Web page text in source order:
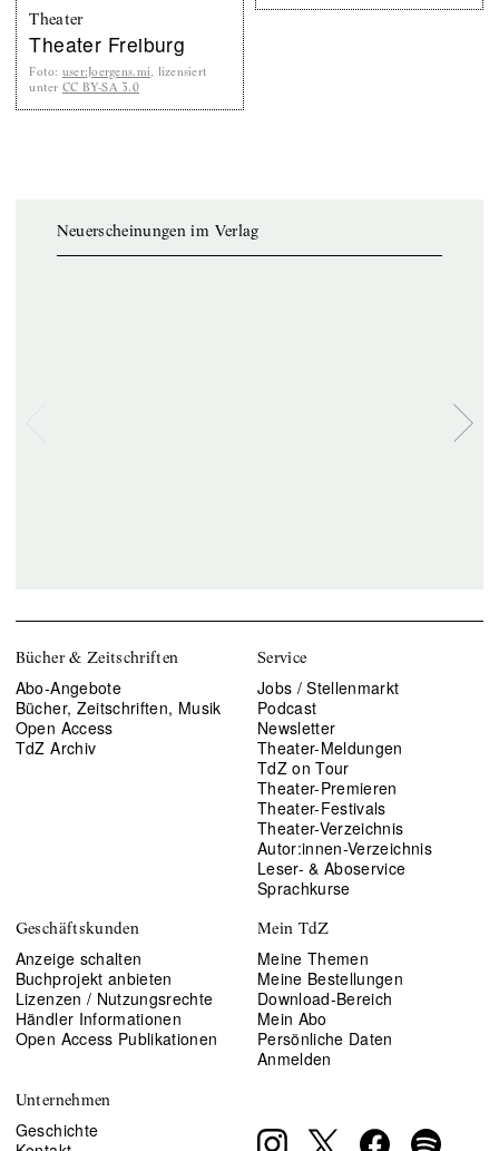
Theater
Theater Freiburg
Foto: user:Joergens.mi, lizensiert
unter CC BY-SA 3.0
Neuerscheinungen im Verlag
Bücher & Zeitschriften
Abo-Angebote
Bücher, Zeitschriften, Musik
Open Access
TdZ Archiv
Service
Jobs / Stellenmarkt
Podcast
Newsletter
Theater-Meldungen
TdZ on Tour
Theater-Premieren
Theater-Festivals
Theater-Verzeichnis
Autor:innen-Verzeichnis
Leser- & Aboservice
Sprachkurse
Geschäftskunden
Anzeige schalten
Buchprojekt anbieten
Lizenzen / Nutzungsrechte
Händler Informationen
Open Access Publikationen
Mein TdZ
Meine Themen
Meine Bestellungen
Download-Bereich
Mein Abo
Persönliche Daten
Anmelden
Unternehmen
Geschichte